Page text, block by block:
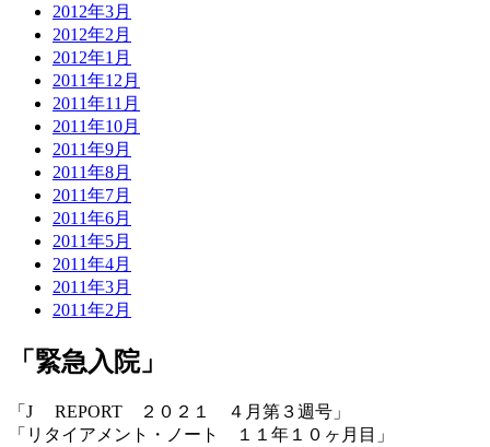
2012年3月
2012年2月
2012年1月
2011年12月
2011年11月
2011年10月
2011年9月
2011年8月
2011年7月
2011年6月
2011年5月
2011年4月
2011年3月
2011年2月
「緊急入院」
「J REPORT ２０２１ ４月第３週号」
「リタイアメント・ノート １１年１０ヶ月目」